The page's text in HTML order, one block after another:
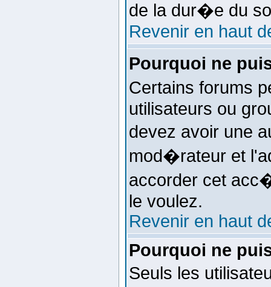
de la dur�e du
Revenir en haut
Pourquoi ne
Certains forums
utilisateurs ou
devez avoir une
mod�rateur et
accorder cet
le voulez.
Revenir en haut
Pourquoi ne
Seuls les